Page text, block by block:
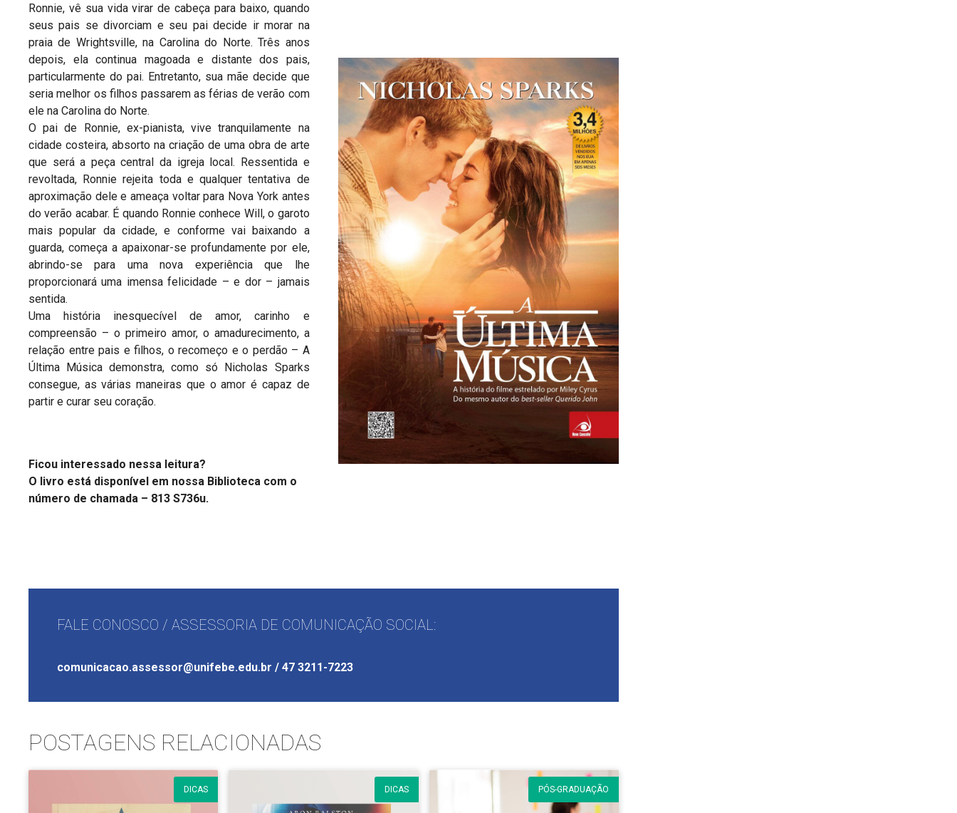
Ronnie, vê sua vida virar de cabeça para baixo, quando
seus pais se divorciam e seu pai decide ir morar na
praia de Wrightsville, na Carolina do Norte. Três anos
depois, ela continua magoada e distante dos pais,
particularmente do pai. Entretanto, sua mãe decide que
seria melhor os filhos passarem as férias de verão com
ele na Carolina do Norte.
O pai de Ronnie, ex-pianista, vive tranquilamente na
cidade costeira, absorto na criação de uma obra de arte
que será a peça central da igreja local. Ressentida e
revoltada, Ronnie rejeita toda e qualquer tentativa de
aproximação dele e ameaça voltar para Nova York antes
do verão acabar. É quando Ronnie conhece Will, o garoto
mais popular da cidade, e conforme vai baixando a
guarda, começa a apaixonar-se profundamente por ele,
abrindo-se para uma nova experiência que lhe
proporcionará uma imensa felicidade – e dor – jamais
sentida.
Uma história inesquecível de amor, carinho e
compreensão – o primeiro amor, o amadurecimento, a
relação entre pais e filhos, o recomeço e o perdão – A
Última Música demonstra, como só Nicholas Sparks
consegue, as várias maneiras que o amor é capaz de
partir e curar seu coração.
Ficou interessado nessa leitura?
O livro está disponível em nossa Biblioteca com o
número de chamada – 813 S736u.
FALE CONOSCO / ASSESSORIA DE COMUNICAÇÃO SOCIAL:
comunicacao.assessor@unifebe.edu.br / 47 3211-7223
POSTAGENS RELACIONADAS
DICAS DICAS PÓS-GRADUAÇÃO